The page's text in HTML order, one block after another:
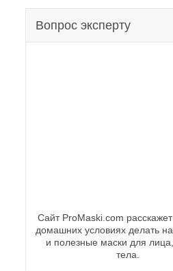
Вопрос эксперту
Сайт ProMaski.com
домашних условиях делать
и полезные маски для
тела.